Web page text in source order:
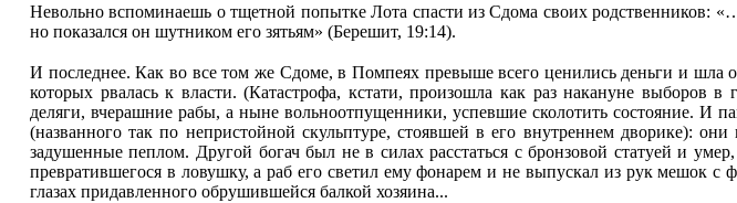
Невольно вспоминаешь о тщетной попытке Лота спасти из Сдома своих родственников:
но показался он шутником его зятьям» (Берешит, 19:14).
И последнее. Как во все том же Сдоме, в Помпеях превыше всего ценились деньги и шла
которых рвалась к власти. (Катастрофа, кстати, произошла как раз накануне выборов
деляги, вчерашние рабы, а ныне вольноотпущенники, успевшие сколотить состояние. И
(названного так по непристойной скульптуре, стоявшей в его внутреннем дворике):
задушенные пеплом. Другой богач был не в силах расстаться с бронзовой статуей и
превратившегося в ловушку, а раб его светил ему фонарем и не выпускал из рук мешок
глазах придавленного обрушившейся балкой хозяина...